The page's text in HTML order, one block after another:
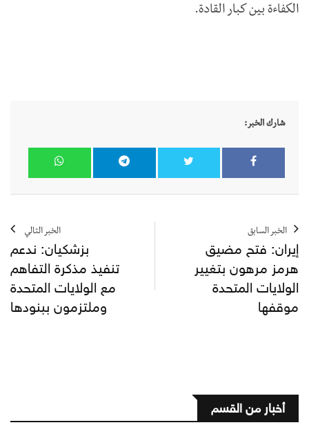
الكفاءة بين كبار القادة.
شارك الخبر:
الخبر السابق
إيران: فتح مضيق
هرمز مرهون بتغيير
الولايات المتحدة
موقفها
الخبر التالي
بزشكيان: ندعم
تنفيذ مذكرة التفاهم
مع الولايات المتحدة
وملتزمون ببنودها
أخبار من القسم